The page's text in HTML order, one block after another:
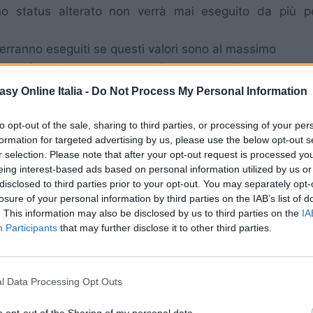
Online Italia - Do Not Process My Personal Information
opt-out of the sale, sharing to third parties, or processing of your
for targeted advertising by us, please use the below opt-out
selection. Please note that after your opt-out request is processed
interest-based ads based on personal information utilized by us
to third parties prior to your opt-out. You may separately
of your personal information by third parties on the IAB’s list of
This information may also be disclosed by us to third parties on the
Participants that may further disclose it to other third parties.
Data Processing Opt Outs
status alterato non verrà mai eseguito da più
eseguiti se questi valori sono al massimo
le creature neutrali, ovvero quelle
azioni tramite i Gambits, tranne le Apoteosi e le
negozi rintracciabili in ogni città, oppure negli
e comprende, come tutte le categorie, le sotto
personaggio in questione, o ancora la presenza di
attivi della squadra e, anche qui, come per la
che è sul tuo cammino, e qui le sottocategorie
del Leader), oppure è il più vicino (Nemico più